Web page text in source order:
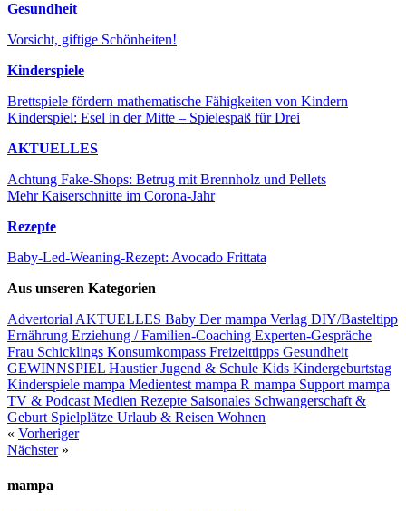
Gesundheit
Vorsicht, giftige Schönheiten!
Kinderspiele
Brettspiele fördern mathematische Fähigkeiten von Kindern
Kinderspiel: Esel in der Mitte – Spielespaß für Drei
AKTUELLES
Achtung Fake-Shops: Betrug mit Brennholz und Pellets
Mehr Kaiserschnitte im Corona-Jahr
Rezepte
Baby-Led-Weaning-Rezept: Avocado Frittata
Aus unseren Kategorien
Advertorial AKTUELLES Baby Der mampa Verlag DIY/Basteltipp
Ernährung Erziehung / Familien-Coaching Experten-Gespräche
Frau Schicklings Konsumkompass Freizeittipps Gesundheit
GEWINNSPIEL HaustierJugend & Schule Kids Kindergeburtstag
Kinderspiele mampa Medientest mampa R mampa Support mampa
TV & Podcast Medien Rezepte Saisonales Schwangerschaft &
Geburt Spielplätze Urlaub & Reisen Wohnen
« Vorheriger
Nächster»
mampa